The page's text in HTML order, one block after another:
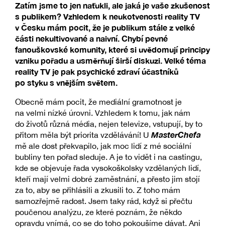
Zatím jsme to jen naťukli, ale jaká je vaše zkušenost
s publikem? Vzhledem k neukotvenosti reality TV
v Česku mám pocit, že je publikum stále z velké
části nekultivované a naivní. Chybí pevné
fanouškovské komunity, které si uvědomují principy
vzniku pořadu a usměrňují širší diskuzi. Velké téma
reality TV je pak psychické zdraví účastníků
po styku s vnějším světem.
Obecně mám pocit, že mediální gramotnost je
na velmi nízké úrovni. Vzhledem k tomu, jak nám
do životů různá média, nejen televize, vstupují, by to
přitom měla být priorita vzdělávání! U MasterChefa
mě ale dost překvapilo, jak moc lidí z mé sociální
bubliny ten pořad sleduje. A je to vidět i na castingu,
kde se objevuje řada vysokoškolsky vzdělaných lidí,
kteří mají velmi dobré zaměstnání, a přesto jim stojí
za to, aby se přihlásili a zkusili to. Z toho mám
samozřejmě radost. Jsem taky rád, když si přečtu
poučenou analýzu, ze které poznám, že někdo
opravdu vnímá, co se do toho pokoušíme dávat. Ani